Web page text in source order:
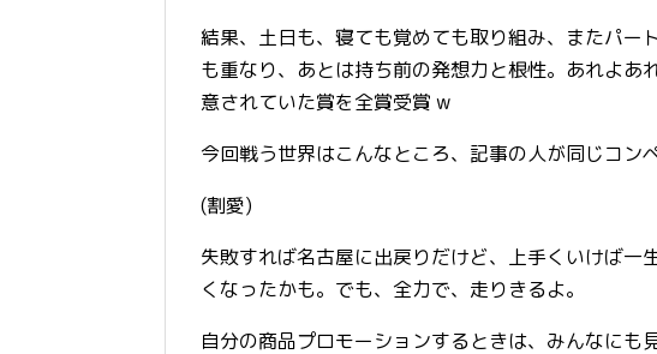
結果、土日も、寝ても覚めても取り組み、またパー
も重なり、あとは持ち前の発想力と根性。あれよあ
意されていた賞を全賞受賞 w
今回戦う世界はこんなところ、記事の人が同じコン
(割愛)
失敗すれば名古屋に出戻りだけど、上手くいけば一
くなったかも。でも、全力で、走りきるよ。
自分の商品プロモーションするときは、みんなにも